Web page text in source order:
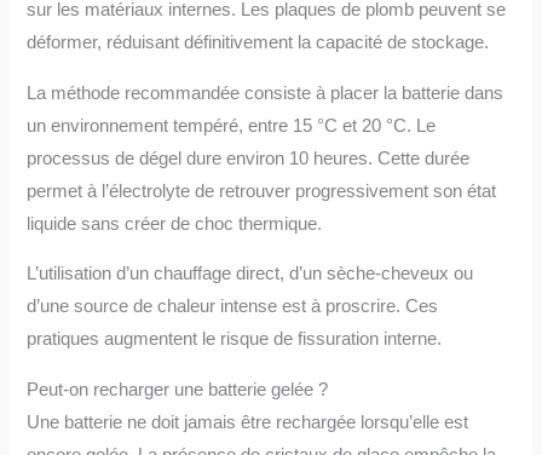
sur les matériaux internes. Les plaques de plomb peuvent se
déformer, réduisant définitivement la capacité de stockage.
La méthode recommandée consiste à placer la batterie dans
un environnement tempéré, entre 15 °C et 20 °C. Le
processus de dégel dure environ 10 heures. Cette durée
permet à l’électrolyte de retrouver progressivement son état
liquide sans créer de choc thermique.
L’utilisation d’un chauffage direct, d’un sèche-cheveux ou
d’une source de chaleur intense est à proscrire. Ces
pratiques augmentent le risque de fissuration interne.
Peut-on recharger une batterie gelée ?
Une batterie ne doit jamais être rechargée lorsqu’elle est